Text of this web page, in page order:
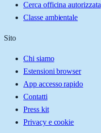
Cerca officina autorizzata
Classe ambientale
Sito
Chi siamo
Estensioni browser
App accesso rapido
Contatti
Press kit
Privacy e cookie